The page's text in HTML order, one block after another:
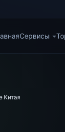
Сервисы
Китая